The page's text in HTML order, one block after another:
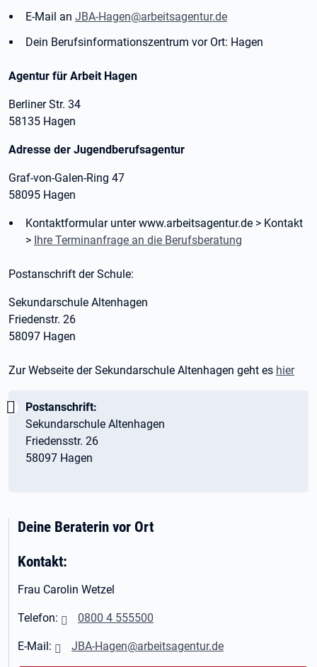
E-Mail an JBA-Hagen@arbeitsagentur.de
Dein Berufsinformationszentrum vor Ort: Hagen
Agentur für Arbeit Hagen
Berliner Str. 34
58135 Hagen
Adresse der Jugendberufsagentur
Graf-von-Galen-Ring 47
58095 Hagen
Kontaktformular unter www.arbeitsagentur.de > Kontakt
> Ihre Terminanfrage an die Berufsberatung
Postanschrift der Schule:
Sekundarschule Altenhagen
Friedenstr. 26
58097 Hagen
Zur Webseite der Sekundarschule Altenhagen geht es hier
Wichtig:
Postanschrift:
Sekundarschule Altenhagen
Friedensstr. 26
58097 Hagen
Deine Beraterin vor Ort
Kontakt:
Frau Carolin Wetzel
Telefon: 0800 4 555500
E-Mail: JBA-Hagen@arbeitsagentur.de